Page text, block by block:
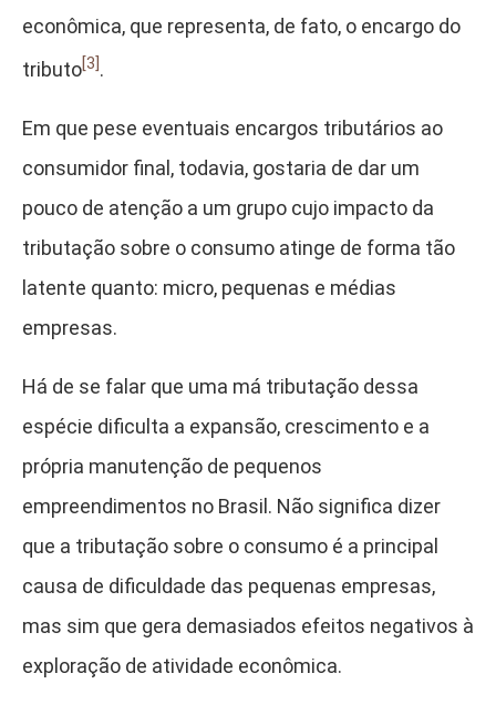
econômica, que representa, de fato, o encargo do
tributo[3].
Em que pese eventuais encargos tributários ao
consumidor final, todavia, gostaria de dar um
pouco de atenção a um grupo cujo impacto da
tributação sobre o consumo atinge de forma tão
latente quanto: micro, pequenas e médias
empresas.
Há de se falar que uma má tributação dessa
espécie dificulta a expansão, crescimento e a
própria manutenção de pequenos
empreendimentos no Brasil. Não significa dizer
que a tributação sobre o consumo é a principal
causa de dificuldade das pequenas empresas,
mas sim que gera demasiados efeitos negativos à
exploração de atividade econômica.